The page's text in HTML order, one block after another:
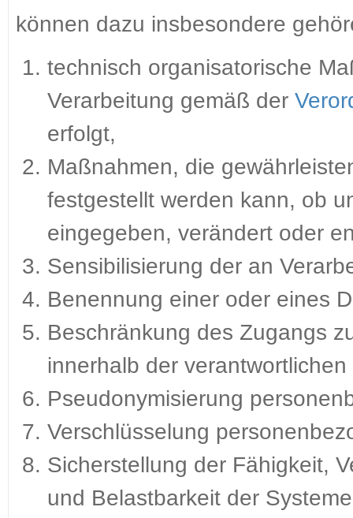
können dazu insbesondere
technisch organisatorische
Verarbeitung gemäß der
erfolgt,
Maßnahmen, die
festgestellt werden kann, ob
eingegeben, verändert oder
Sensibilisierung der an
Benennung einer oder eines
Beschränkung des Zugangs
innerhalb der
Pseudonymisierung
Verschlüsselung
Sicherstellung der Fähigkeit,
und Belastbarkeit der